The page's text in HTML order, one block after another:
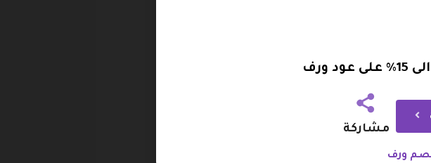
ورف، ومن أبرز أنواع العود في متجر روف:
مشاركة
ورف